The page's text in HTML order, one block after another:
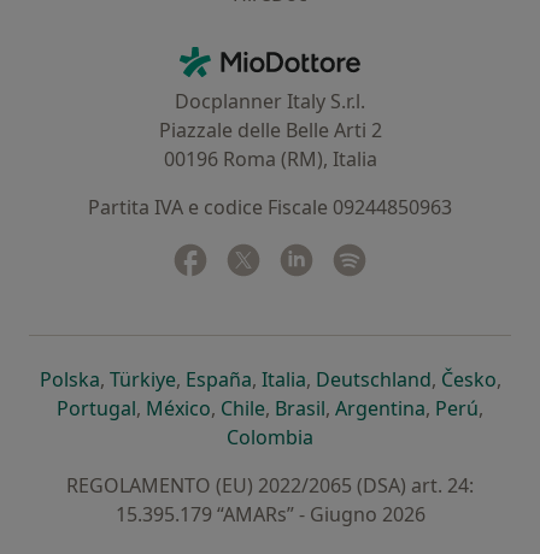
MioDottore - Homepage
Docplanner Italy S.r.l.
Piazzale delle Belle Arti 2
00196 Roma (RM), Italia
Partita IVA e codice Fiscale 09244850963
Facebook
si apre in una nuova scheda
Twitter
si apre in una nuova scheda
Linkedin
si apre in una nuova
Polskasi apre in una nuova scheda
, Türkiyesi apre in una nuova scheda
, Españasi apre in una nuova scheda
, Italiasi apre in una nuova
, Deutschlandsi apre in
, Českosi
,
Portugalsi apre in una nuova scheda
, Méxicosi apre in una nuova scheda
, Chilesi apre in una nuova scheda
, Brasilsi apre in una nuova
, Argentinasi apre in
, Perúsi
,
Colombia
REGOLAMENTO (EU) 2022/2065 (DSA) art. 24:
15.395.179 “AMARs” - Giugno 2026